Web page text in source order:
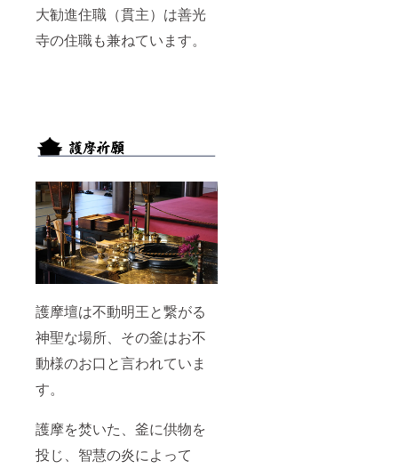
大勧進住職（貫主）は善光
寺の住職も兼ねています。
護摩壇は不動明王と繋がる
神聖な場所、その釜はお不
動様のお口と言われていま
す。
護摩を焚いた、釜に供物を
投じ、智慧の炎によって